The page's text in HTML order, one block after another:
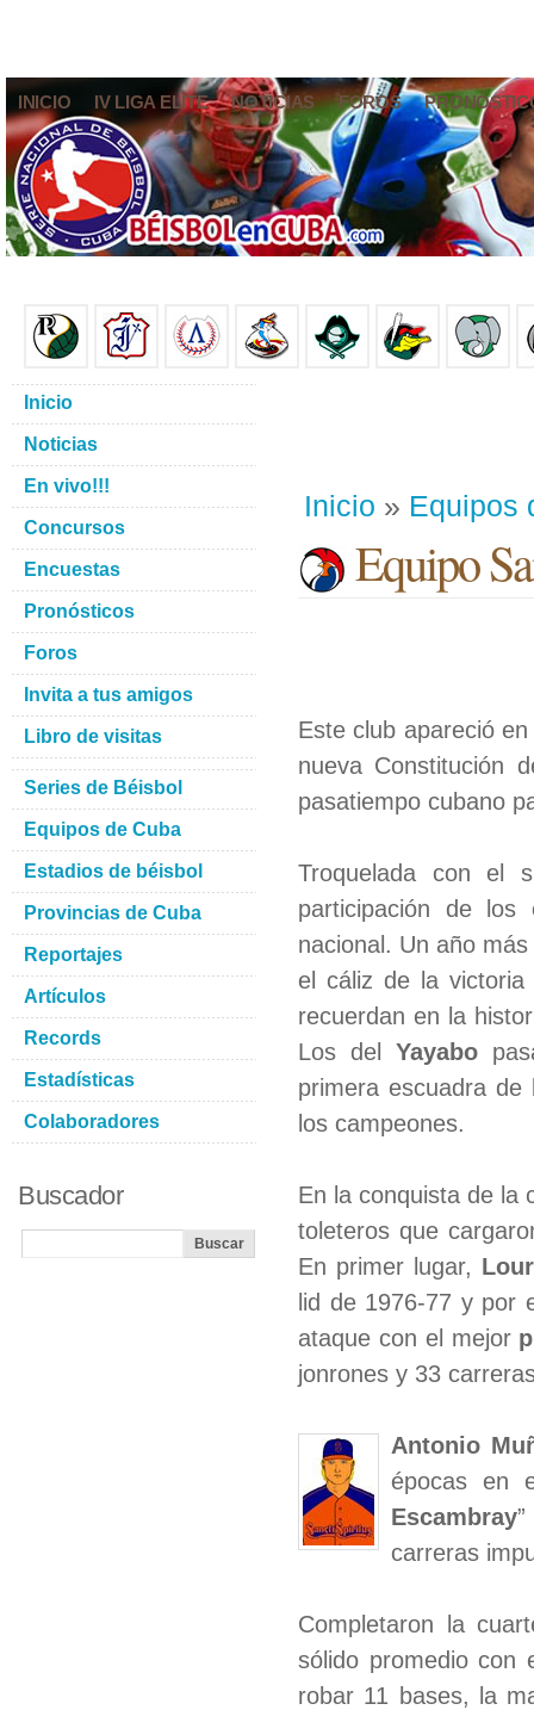
INICIO IV LIGA ELITE NOTICIAS FOROS
Inicio » Equipos
Equipo
Este club apareció
nueva Constitución
pasatiempo cubano
Troquelada con el
participación de
nacional. Un año
el cáliz de la
recuerdan en la
Los del Yayabo
primera escuadra
los campeones.
En la conquista de la
toleteros que
En primer lugar,
lid de 1976-77 y por
ataque con el mejor
jonrones y 33
Antonio
épocas en
Escambray
carreras
Completaron la
sólido promedio con
robar 11 bases, la
Inicio
Noticias
En vivo!!!
Concursos
Encuestas
Pronósticos
Foros
Invita a tus amigos
Libro de visitas
Series de Béisbol
Equipos de Cuba
Estadios de béisbol
Provincias de Cuba
Reportajes
Artículos
Records
Estadísticas
Colaboradores
Buscador